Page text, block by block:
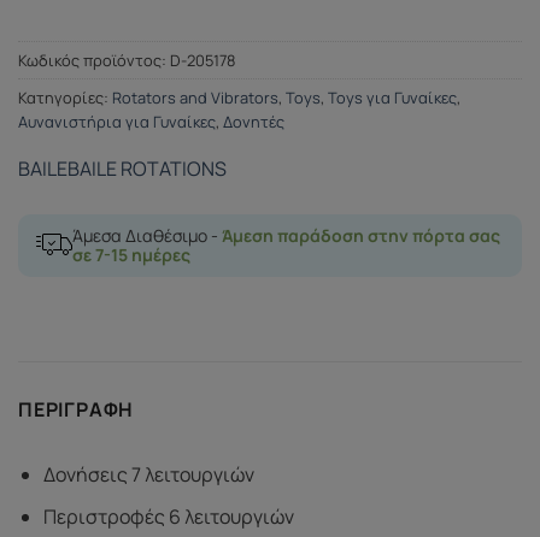
Κωδικός προϊόντος: D-205178
Κατηγορίες: Rotators and Vibrators, Toys, Toys για Γυναίκες,
Αυνανιστήρια για Γυναίκες, Δονητές
BAILEBAILE ROTATIONS
Άμεσα Διαθέσιμο - Άμεση παράδοση στην πόρτα σας
σε 7-15 ημέρες
ΠΕΡΙΓΡΑΦΉ
Δονήσεις 7 λειτουργιών
Περιστροφές 6 λειτουργιών